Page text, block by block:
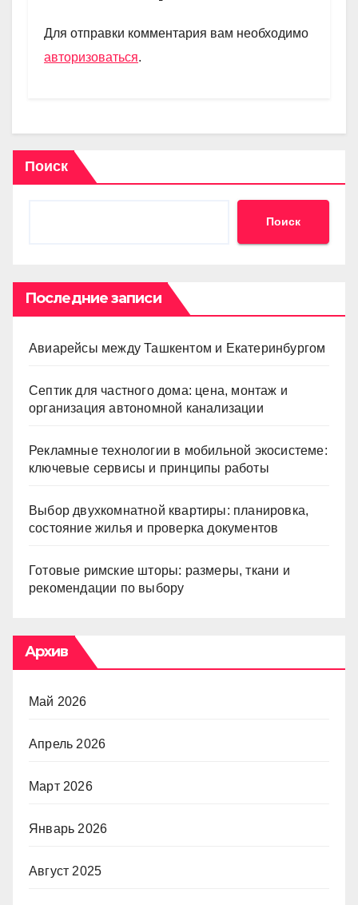
m p
p
a
и
Для отправки комментария вам необходимо
авторизоваться.
Поиск
Поиск
Последние записи
Авиарейсы между Ташкентом и Екатеринбургом
Септик для частного дома: цена, монтаж и
организация автономной канализации
Рекламные технологии в мобильной экосистеме:
ключевые сервисы и принципы работы
Выбор двухкомнатной квартиры: планировка,
состояние жилья и проверка документов
Готовые римские шторы: размеры, ткани и
рекомендации по выбору
Архив
Май 2026
Апрель 2026
Март 2026
Январь 2026
Август 2025